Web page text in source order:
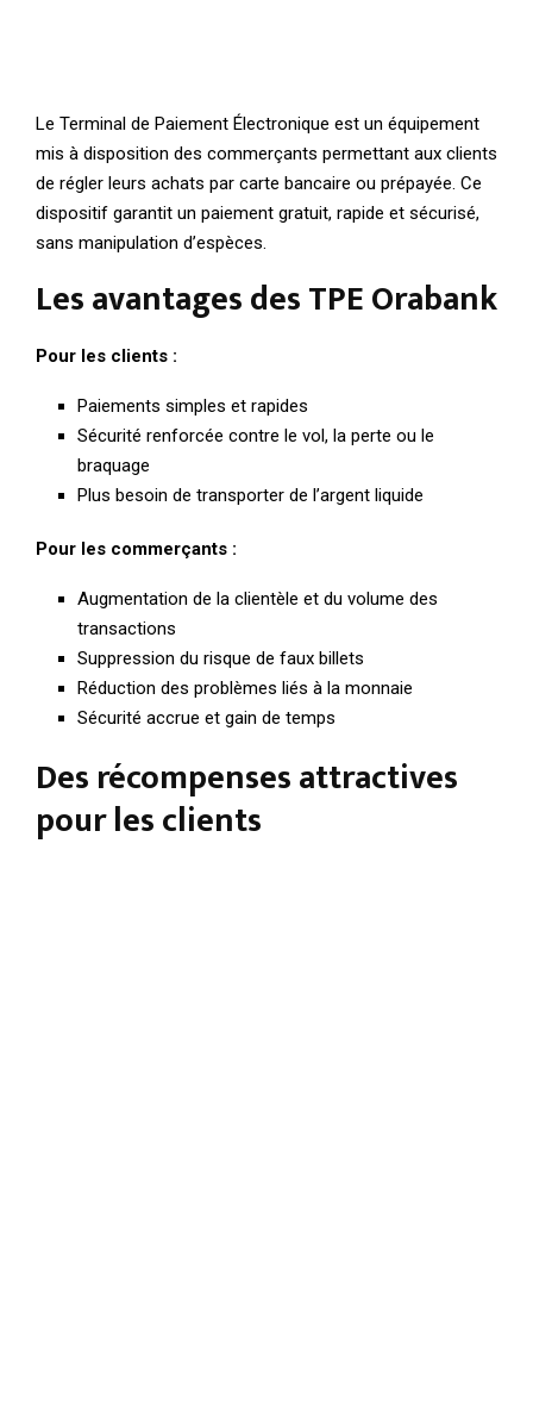
Le Terminal de Paiement Électronique est un équipement
mis à disposition des commerçants permettant aux clients
de régler leurs achats par carte bancaire ou prépayée. Ce
dispositif garantit un paiement gratuit, rapide et sécurisé,
sans manipulation d’espèces.
Les avantages des TPE Orabank
Pour les clients :
Paiements simples et rapides
Sécurité renforcée contre le vol, la perte ou le
braquage
Plus besoin de transporter de l’argent liquide
Pour les commerçants :
Augmentation de la clientèle et du volume des
transactions
Suppression du risque de faux billets
Réduction des problèmes liés à la monnaie
Sécurité accrue et gain de temps
Des récompenses attractives
pour les clients